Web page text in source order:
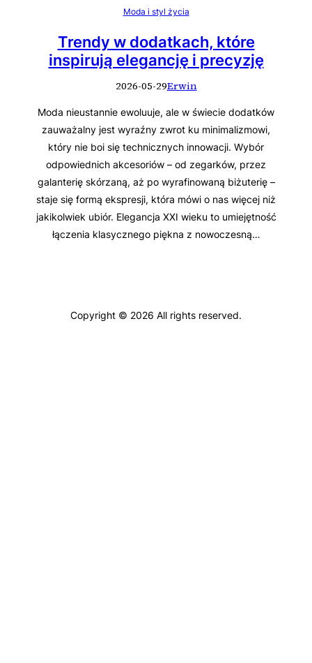
Moda i styl życia
Trendy w dodatkach, które
inspirują elegancję i precyzję
2026-05-29Erwin
Moda nieustannie ewoluuje, ale w świecie dodatków
zauważalny jest wyraźny zwrot ku minimalizmowi,
który nie boi się technicznych innowacji. Wybór
odpowiednich akcesoriów – od zegarków, przez
galanterię skórzaną, aż po wyrafinowaną biżuterię –
staje się formą ekspresji, która mówi o nas więcej niż
jakikolwiek ubiór. Elegancja XXI wieku to umiejętność
łączenia klasycznego piękna z nowoczesną…
Copyright © 2026 All rights reserved.